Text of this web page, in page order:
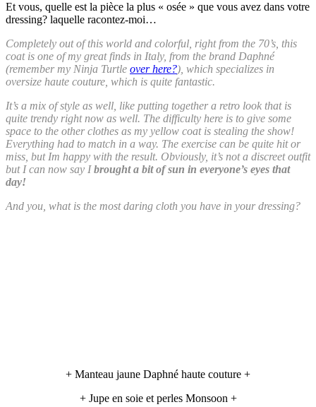
Et vous, quelle est la pièce la plus « osée » que vous avez dans votre
dressing? laquelle racontez-moi…
Completely out of this world and colorful, right from the 70’s, this
coat is one of my great finds in Italy, from the brand Daphné
(remember my Ninja Turtle over here?), which specializes in
oversize haute couture, which is quite fantastic.
It’s a mix of style as well, like putting together a retro look that is
quite trendy right now as well. The difficulty here is to give some
space to the other clothes as my yellow coat is stealing the show!
Everything had to match in a way. The exercise can be quite hit or
miss, but Im happy with the result. Obviously, it’s not a discreet outfit
but I can now say Ibrought a bit of sun in everyone’s eyes that
day!
And you, what is the most daring cloth you have in your dressing?
+ Manteau jaune Daphné haute couture +
+ Jupe en soie et perles Monsoon +